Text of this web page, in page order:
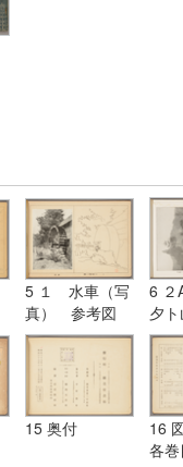
5 １ 水車（写
真） 参考図
6
夕
（
15 奥付
16
各